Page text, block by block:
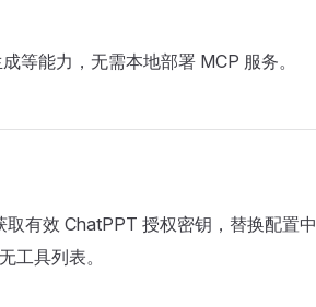
等能力，无需本地部署 MCP 服务。
取有效 ChatPPT 授权密钥，替换配置中
工具列表。